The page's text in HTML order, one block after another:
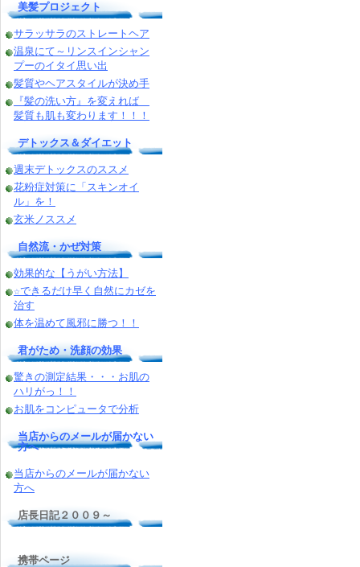
美髪プロジェクト
サラッサラのストレートヘア
温泉にて～リンスインシャン
プーのイタイ思い出
髪質やヘアスタイルが決め手
『髪の洗い方』を変えれば
髪質も肌も変わります！！！
デトックス＆ダイエット
週末デトックスのススメ
花粉症対策に「スキンオイ
ル」を！
玄米ノススメ
自然流・かぜ対策
効果的な【うがい方法】
☆できるだけ早く自然にカゼを
治す
体を温めて風邪に勝つ！！
君がため・洗顔の効果
驚きの測定結果・・・お肌の
ハリがっ！！
お肌をコンピュータで分析
当店からのメールが届かない
方へ
当店からのメールが届かない
方へ
店長日記２００９～
携帯ページ